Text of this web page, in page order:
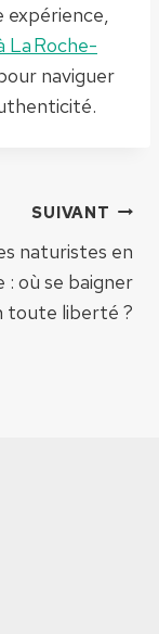
La Roche-
naviguer
SUIVANT
naturistes en
: où se baigner
toute liberté ?